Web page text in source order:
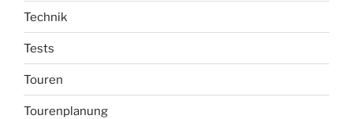
Technik
Tests
Touren
Tourenplanung